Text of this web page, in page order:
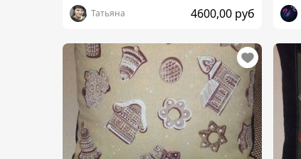
Татьяна 4600,00 руб